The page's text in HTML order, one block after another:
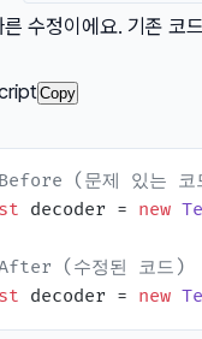
른 수정이에요. 기존 코
Copy
(문제 있는 코
decoder = new
(수정된 코드)
decoder = new